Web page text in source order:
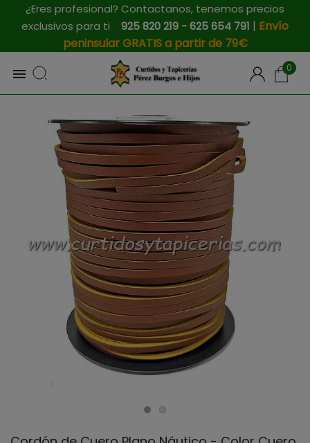
¿Eres profesional? Contactanos, tenemos precios
exclusivos para ti 925 820 219 - 625 654 791 | Envío
peninsular GRATIS a partir de 79€
 0